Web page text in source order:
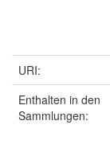
URI:
Enthalten in den
Sammlungen: